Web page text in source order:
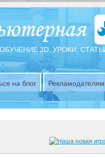
ОБУЧЕНИЕ 3D, УРОКИ,
на блог Рекламодателям